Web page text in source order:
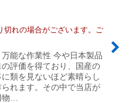
れの場合がございます。ご
能な作業性 今や日本製品
評価を得ており、国産の
類を見ないほど素晴らし
れます。その中で当店が
…